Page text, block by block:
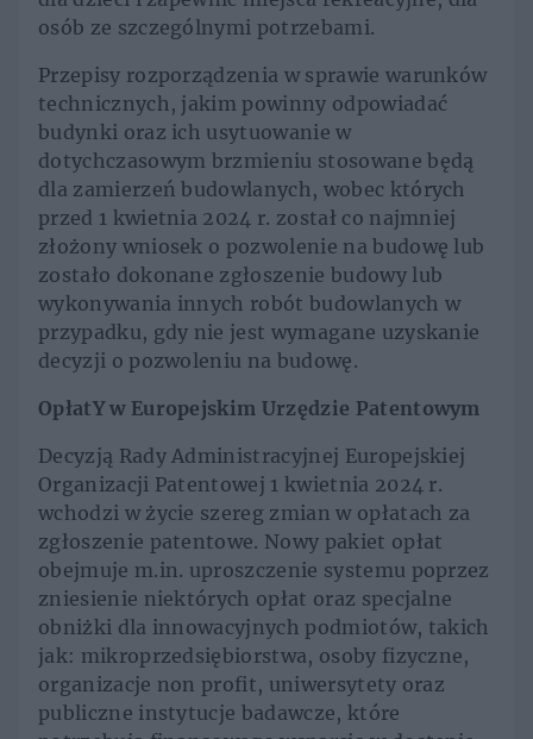
osób ze szczególnymi potrzebami.
Przepisy rozporządzenia w sprawie warunków
technicznych, jakim powinny odpowiadać
budynki oraz ich usytuowanie w
dotychczasowym brzmieniu stosowane będą
dla zamierzeń budowlanych, wobec których
przed 1 kwietnia 2024 r. został co najmniej
złożony wniosek o pozwolenie na budowę lub
zostało dokonane zgłoszenie budowy lub
wykonywania innych robót budowlanych w
przypadku, gdy nie jest wymagane uzyskanie
decyzji o pozwoleniu na budowę.
OpłatY w Europejskim Urzędzie Patentowym
Decyzją Rady Administracyjnej Europejskiej
Organizacji Patentowej 1 kwietnia 2024 r.
wchodzi w życie szereg zmian w opłatach za
zgłoszenie patentowe. Nowy pakiet opłat
obejmuje m.in. uproszczenie systemu poprzez
zniesienie niektórych opłat oraz specjalne
obniżki dla innowacyjnych podmiotów, takich
jak: mikroprzedsiębiorstwa, osoby fizyczne,
organizacje non profit, uniwersytety oraz
publiczne instytucje badawcze, które